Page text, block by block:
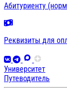
Абитуриенту
Реквизиты для
Университет
Путеводитель